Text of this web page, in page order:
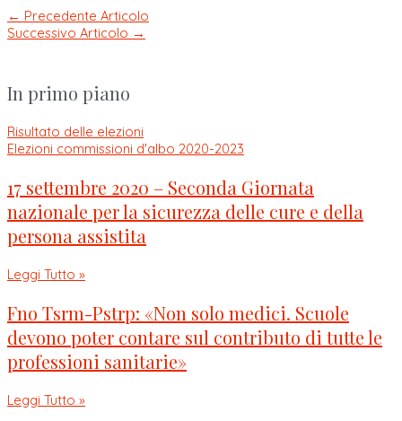
← Precedente Articolo
Successivo Articolo →
In primo piano
Risultato delle elezioni
Elezioni commissioni d'albo 2020-2023
17 settembre 2020 – Seconda Giornata
nazionale per la sicurezza delle cure e della
persona assistita
Leggi Tutto »
Fno Tsrm-Pstrp: «Non solo medici. Scuole
devono poter contare sul contributo di tutte le
professioni sanitarie»
Leggi Tutto »